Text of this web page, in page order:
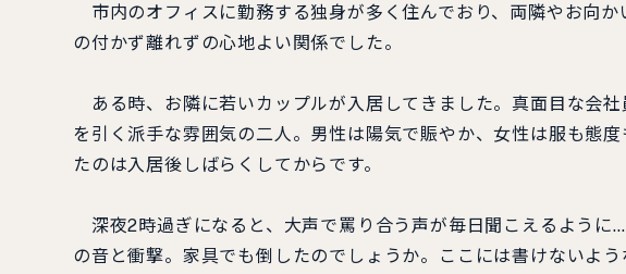
市内のオフィスに勤務する独身が多く住んでおり、両隣やお向
の付かず離れずの心地よい関係でした。
ある時、お隣に若いカップルが入居してきました。真面目な会
を引く派手な雰囲気の二人。男性は陽気で賑やか、女性は服も態
たのは入居後しばらくしてからです。
深夜2時過ぎになると、大声で罵り合う声が毎日聞こえるように
の音と衝撃。家具でも倒したのでしょうか。ここには書けないよ